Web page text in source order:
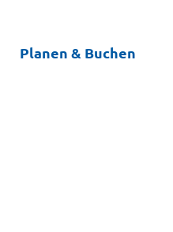
Planen & Buchen